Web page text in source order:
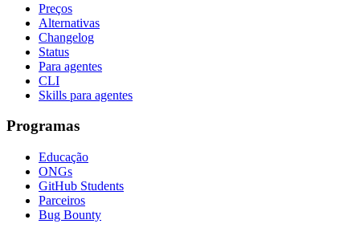
Preços
Alternativas
Changelog
Status
Para agentes
CLI
Skills para agentes
Programas
Educação
ONGs
GitHub Students
Parceiros
Bug Bounty